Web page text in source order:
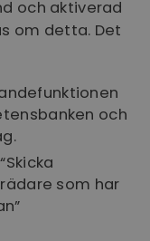
och aktiverad
om detta. Det
och
som har